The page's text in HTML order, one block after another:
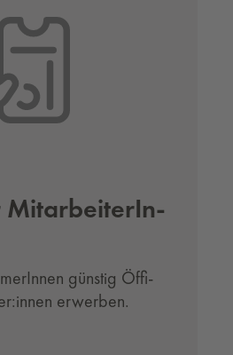
Mit­ar­bei­te­rIn­
günstig Öffi-
erwerben.